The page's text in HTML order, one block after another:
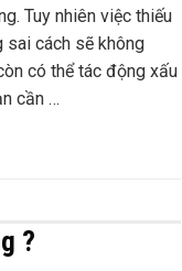
Tuy nhiên việc thiếu
sai cách sẽ không
có thể tác động xấu
cần …
?